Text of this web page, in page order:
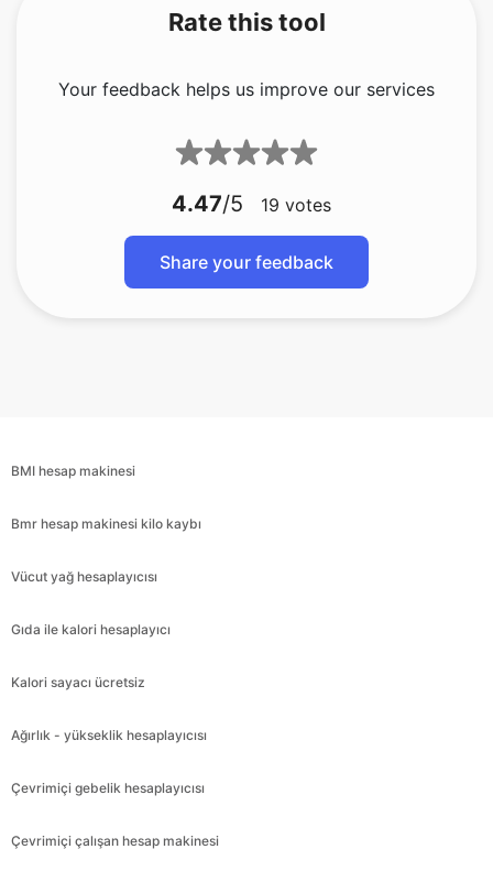
Rate this tool
Your feedback helps us improve our services
4.47/5 19 votes
Share your feedback
BMI hesap makinesi
Bmr hesap makinesi kilo kaybı
Vücut yağ hesaplayıcısı
Gıda ile kalori hesaplayıcı
Kalori sayacı ücretsiz
Ağırlık - yükseklik hesaplayıcısı
Çevrimiçi gebelik hesaplayıcısı
Çevrimiçi çalışan hesap makinesi